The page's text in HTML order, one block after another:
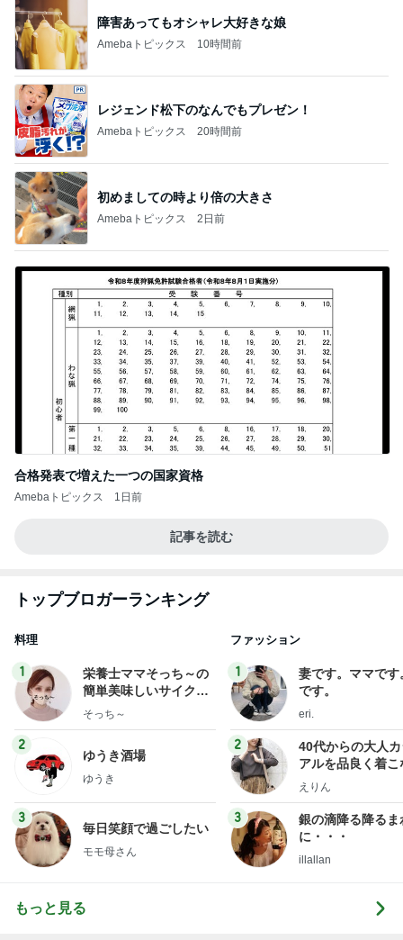
障害あってもオシャレ大好きな娘
Amebaトピックス 10時間前
レジェンド松下のなんでもプレゼン！
Amebaトピックス 20時間前
初めましての時より倍の大きさ
Amebaトピックス 2日前
合格発表で増えた一つの国家資格
Amebaトピックス 1日前
記事を読む
トップブロガーランキング
料理
1
栄養士ママそっち～の
簡単美味しいサイクル
献立
そっち～
2
ゆうき酒場
ゆうき
3
毎日笑顔で過ごしたい
モモ母さん
ファッション
1
妻です。ママです
です。
eri.
2
40代からの大人
アルを品良く着こ
ファッションブロ
えりん
3
銀の滴降る降るま
に・・・
illallan
もっと見る